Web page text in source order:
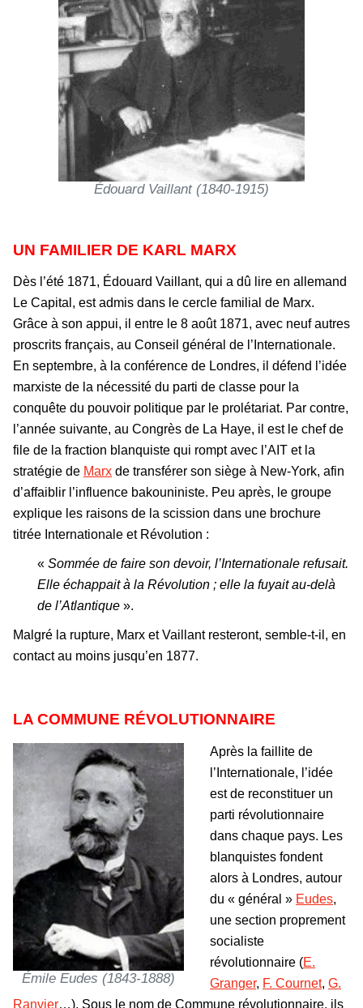
Édouard Vaillant (1840-1915)
UN FAMILIER DE KARL MARX
Dès l’été 1871, Édouard Vaillant, qui a dû lire en allemand
Le Capital, est admis dans le cercle familial de Marx.
Grâce à son appui, il entre le 8 août 1871, avec neuf autres
proscrits français, au Conseil général de l’Internationale.
En septembre, à la conférence de Londres, il défend l’idée
marxiste de la nécessité du parti de classe pour la
conquête du pouvoir politique par le prolétariat. Par contre,
l’année suivante, au Congrès de La Haye, il est le chef de
file de la fraction blanquiste qui rompt avec l’AIT et la
stratégie de Marx de transférer son siège à New-York, afin
d’affaiblir l’influence bakouniniste. Peu après, le groupe
explique les raisons de la scission dans une brochure
titrée Internationale et Révolution :
« Sommée de faire son devoir, l’Internationale refusait.
Elle échappait à la Révolution ; elle la fuyait au-delà
de l’Atlantique ».
Malgré la rupture, Marx et Vaillant resteront, semble-t-il, en
contact au moins jusqu’en 1877.
LA COMMUNE RÉVOLUTIONNAIRE
Émile Eudes (1843-1888)
Après la faillite de
l’Internationale, l’idée
est de reconstituer un
parti révolutionnaire
dans chaque pays. Les
blanquistes fondent
alors à Londres, autour
du « général » Eudes,
une section proprement
socialiste
révolutionnaire (E.
Granger, F. Cournet, G.
Ranvier…). Sous le nom de Commune révolutionnaire, ils